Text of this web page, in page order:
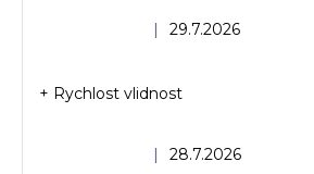
Hodnocení obchodu je 5 z 5
| 29.7.2026
Hodnocení obchodu je 5 z 5
| 28.7.2026
+ Rychlost vlidnost